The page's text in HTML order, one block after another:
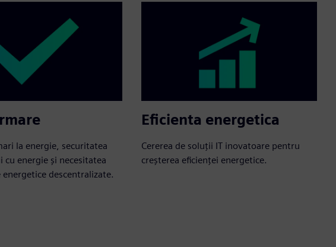
la energie, securitatea
cu energie și necesitatea
descentralizate.
Eficienta energetica
Cererea de soluții IT inovatoare pentru
creșterea eficienței energetice.